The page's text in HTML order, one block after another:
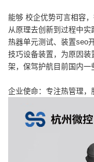
能够 校企优势可言相容
从原理去创新到过程中
热器单元测试、装置seo
技巧设备装置，为原因
架，保驾护航目前国内一
企业使命：专注热管理，